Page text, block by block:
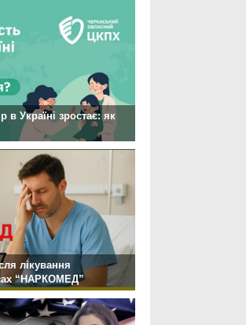
в Україні зростає: як
лікування
“НАРКОМЕД”